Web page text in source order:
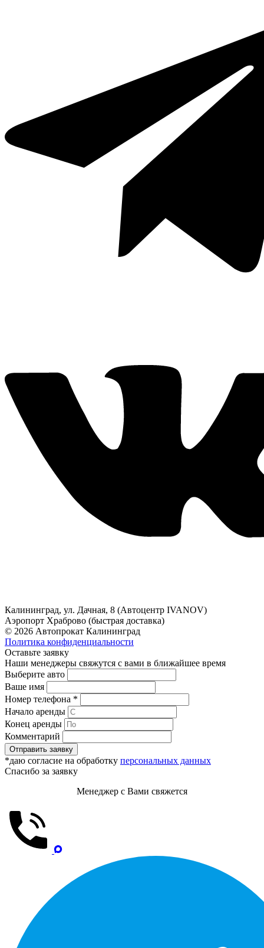
Калининград, ул. Дачная, 8 (Автоцентр IVANOV)
Аэропорт Храброво (быстрая доставка)
© 2026 Автопрокат Калининград
Политика конфиденциальности
Оставьте заявку
Наши менеджеры свяжутся с вами в ближайшее время
Выберите авто
Ваше имя
Номер телефона *
Начало аренды
Конец аренды
Комментарий
Отправить заявку
*даю согласие на обработку персональных данных
Спасибо за заявку
Менеджер с Вами свяжется